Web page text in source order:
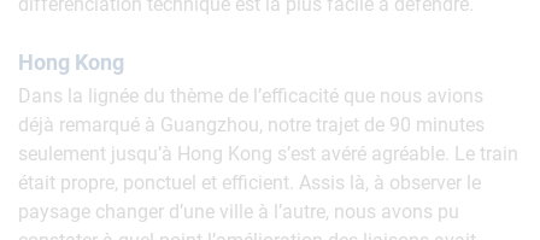
Hong Kong
Dans la lignée du thème de l’efficacité que nous avions
déjà remarqué à Guangzhou, notre trajet de 90 minutes
seulement jusqu’à Hong Kong s’est avéré agréable. Le train
était propre, ponctuel et efficient. Assis là, à observer le
paysage changer d’une ville à l’autre, nous avons pu